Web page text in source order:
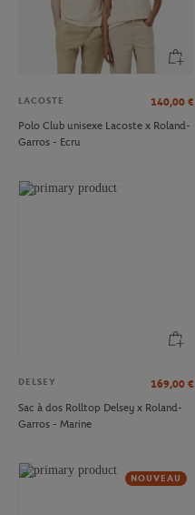
LACOSTE 140,00 €
Polo Club unisexe Lacoste x Roland-
Garros - Ecru
DELSEY 169,00 €
Sac à dos Rolltop Delsey x Roland-
Garros - Marine
NOUVEAU